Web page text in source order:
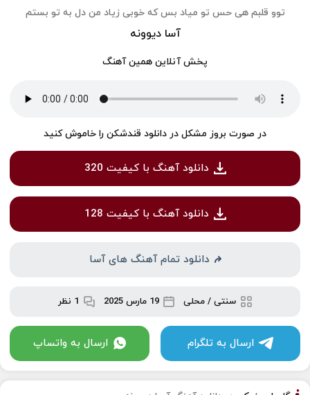
توو قلبم هی حس تو میاد بس که خوبی زیاد من دل به تو بستم
آسا دیوونه
پخش آنلاین همین آهنگ
در صورت بروز مشکل در دانلود قندشکن را خاموش کنید
دانلود آهنگ با کیفیت 320
دانلود آهنگ با کیفیت 128
دانلود تمام آهنگ های آسا
سنتی / محلی 19 مارس 2025 1 نظر
ارسال به تلگرام ارسال به واتساپ